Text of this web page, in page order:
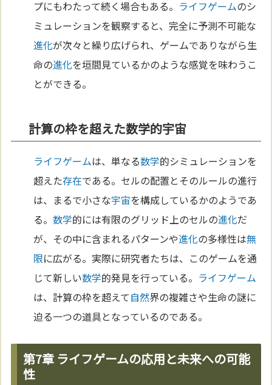
プにもわたって続く場合もある。 ライフゲームのシ
ミュレーションを観察すると、完全に予測不可能な
進化が次々と繰り広げられ、ゲームでありながら生
命の進化を垣間見ているかのような感覚を味わうこ
とができる。
計算の枠を超えた数学的宇宙
ライフゲームは、単なる数学的シミュレーションを
超えた存在である。セルの配置とそのルールの進行
は、まるで小さな宇宙を構成しているかのようであ
る。数学的には有限のグリッド上のセルの進化だ
が、その中に含まれるパターンや進化の多様性は無
限に広がる。実際に研究者たちは、このゲームを通
じて新しい数学的発見を行っている。 ライフゲーム
は、計算の枠を超えて自然界の複雑さや生命の謎に
迫る一つの道具となっているのである。
第7章 ライフゲームの応用と未来への可能
性